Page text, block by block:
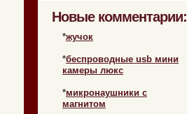
Новые комментарии:
*жучок
*беспроводные usb мини
камеры люкс
*микронаушники с
магнитом